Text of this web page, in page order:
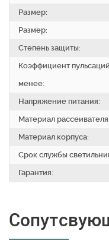
Размер:
Размер:
Степень защиты:
Коэффициент пульсаций
менее:
Напряжение питания:
Материал рассеивателя:
Материал корпуса:
Срок службы
Гарантия: